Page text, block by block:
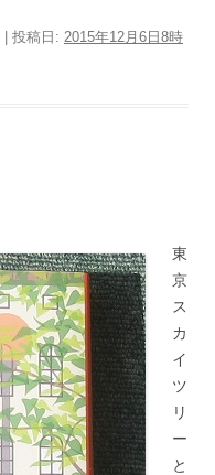
| 投稿日: 2015年12月6日8時
東
京
ス
カ
イ
ツ
リ
ー
と